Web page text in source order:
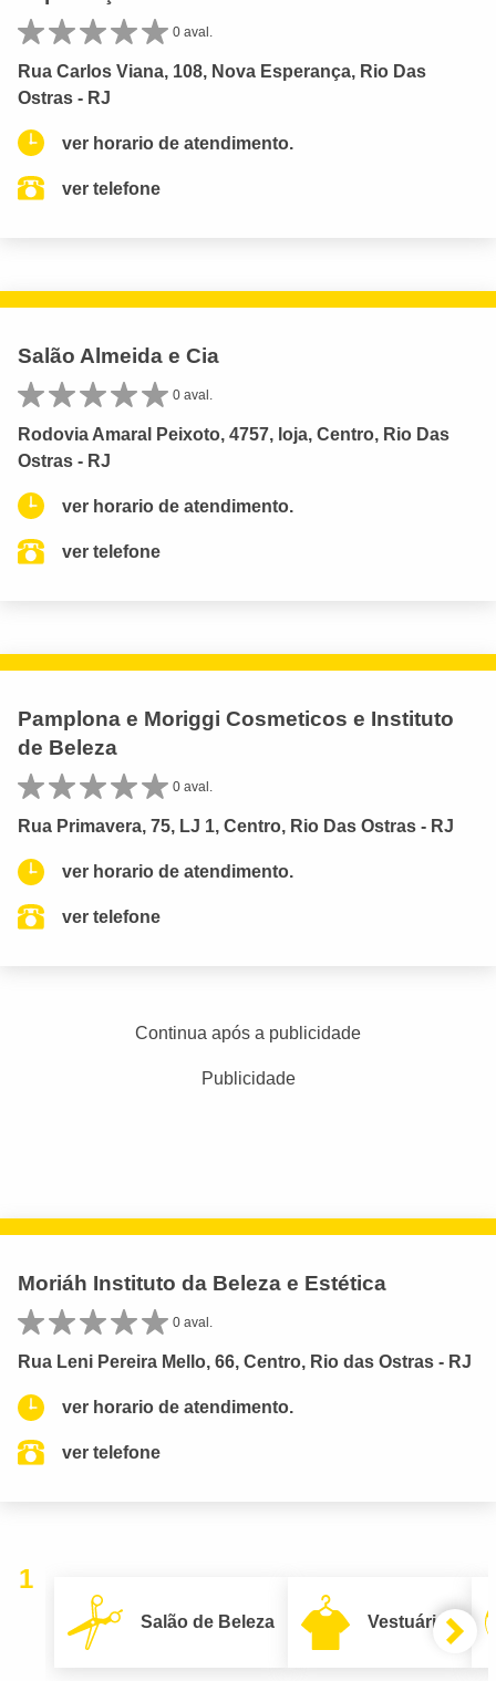
0 aval.
Rua Carlos Viana, 108, Nova Esperança, Rio Das
Ostras - RJ
ver horario de atendimento.
ver telefone
Salão Almeida e Cia
0 aval.
Rodovia Amaral Peixoto, 4757, loja, Centro, Rio Das
Ostras - RJ
ver horario de atendimento.
ver telefone
Pamplona e Moriggi Cosmeticos e Instituto
de Beleza
0 aval.
Rua Primavera, 75, LJ 1, Centro, Rio Das Ostras - RJ
ver horario de atendimento.
ver telefone
Continua após a publicidade
Publicidade
Moriáh Instituto da Beleza e Estética
0 aval.
Rua Leni Pereira Mello, 66, Centro, Rio das Ostras - RJ
ver horario de atendimento.
ver telefone
1
Salão de Beleza Vestuário